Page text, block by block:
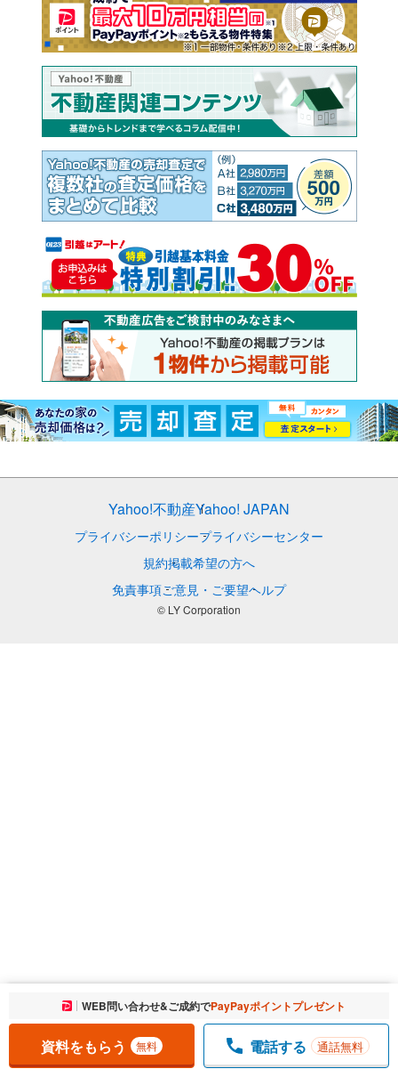
お気に入りに追加しました。 一覧を開く
WEB問い合わせ&ご成約でPayPayポイントプレゼント
資料をもらう 無料 電話する 通話無料
Yahoo!不動産Yahoo! JAPAN
プライバシーポリシープライバシーセンター
規約掲載希望の方へ
免責事項ご意見・ご要望ヘルプ
© LY Corporation